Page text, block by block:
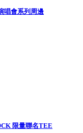
唱會系列周邊
限量聯名TEE